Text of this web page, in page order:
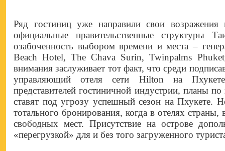
Ряд гостиниц уже направили свои возражения
официальные правительственные структуры
озабоченность выбором времени и места –
Beach Hotel, The Chava Surin, Twinpalms
внимания заслуживает тот факт, что среди
управляющий отеля сети Hilton на
представителей гостиничной индустрии, планы
ставят под угрозу успешный сезон на
тотального бронирования, когда в отелях страны,
свободных мест. Присутствие на острове
«перегрузкой» для и без того загруженного